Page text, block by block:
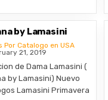
by Lamasini
Por Catalogo en USA
21, 2019
de Dama Lamasini (
by Lamasini) Nuevo
Lamasini Primavera